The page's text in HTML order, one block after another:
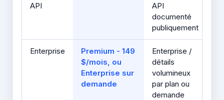
API
API
documenté
publiquement
Enterprise
Premium - 149
$/mois, ou
Enterprise sur
demande
Enterprise /
détails
volumineux
par plan ou
demande